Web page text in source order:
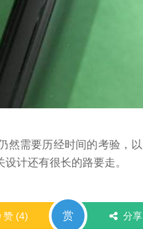
需要历经时间的考验，
计还有很长的路要走。
赞 (4) 赏 分享